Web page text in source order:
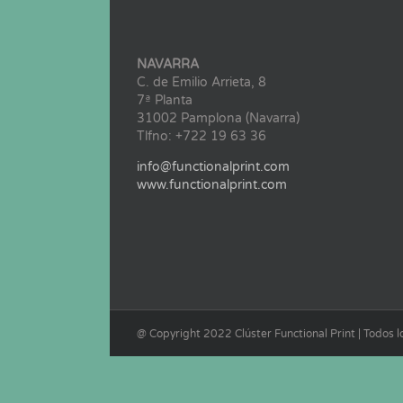
NAVARRA
C. de Emilio Arrieta, 8
7ª Planta
31002 Pamplona (Navarra)
Tlfno: +722 19 63 36
info@functionalprint.com
www.functionalprint.com
@ Copyright 2022 Clúster Functional Print | Todos